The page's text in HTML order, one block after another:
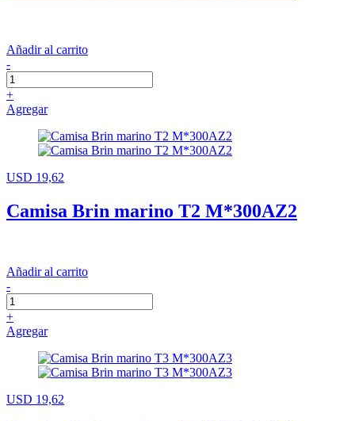
Añadir al carrito
-
+
Agregar
USD 19,62
Camisa Brin marino T2 M*300AZ2
Añadir al carrito
-
+
Agregar
USD 19,62